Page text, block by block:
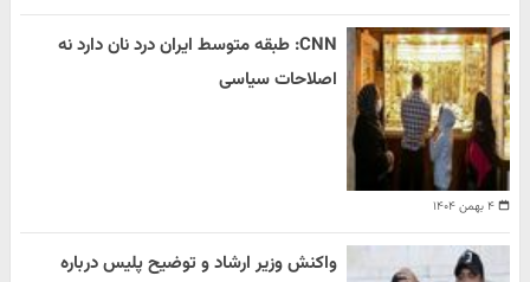
۴ بهمن ۱۴۰۴
CNN: طبقه متوسط ایران درد نان دارد نه
اصلاحات سیاسی
واکنش وزیر ارشاد و توضیح پلیس درباره